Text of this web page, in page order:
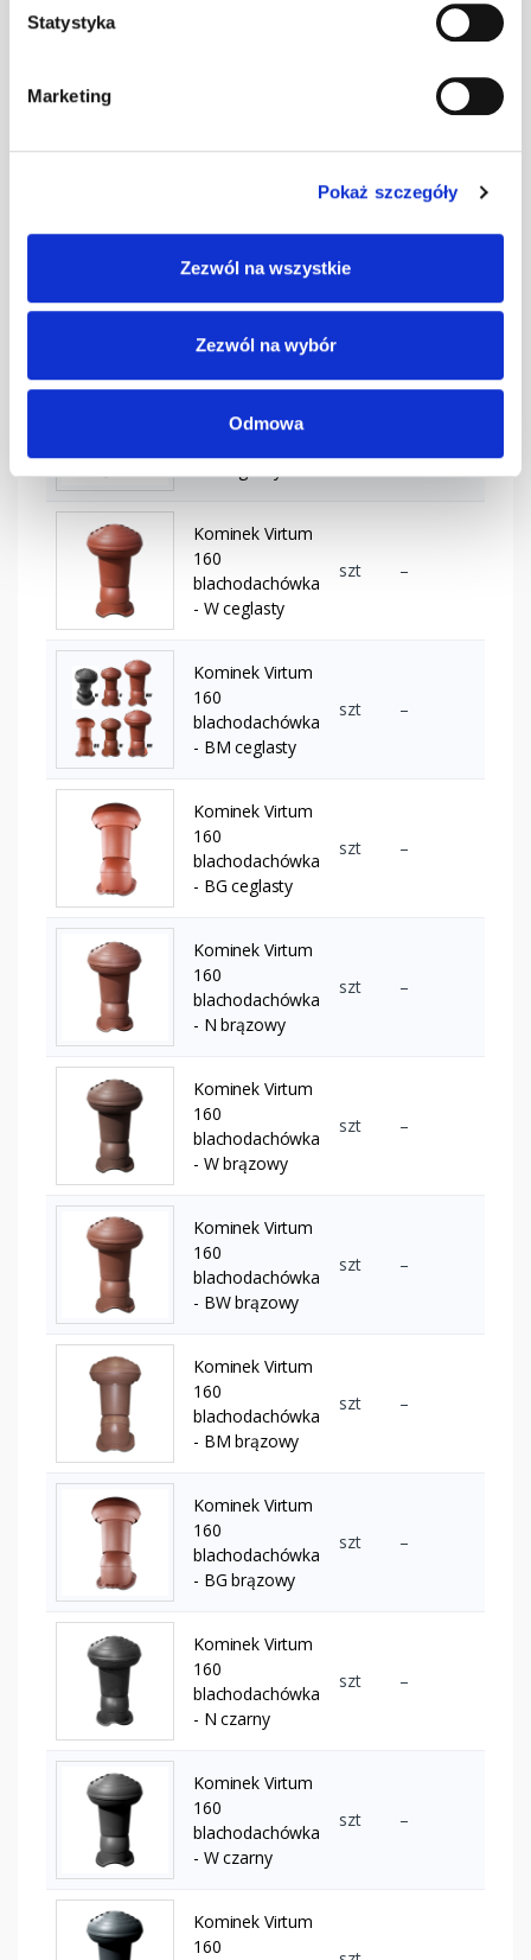
Statystyka
Marketing
Pokaż szczegóły
Zezwól na wszystkie
Zezwól na wybór
Odmowa
szt –
Kominek Virtum
160
blachodachówka
Kominek Virtum
Kominek Virtum
160
blachodachówka
- W ceglasty
szt –
Kominek Virtum
160
blachodachówka
- BM ceglasty
szt –
Kominek Virtum
160
blachodachówka
- BG ceglasty
szt –
Kominek Virtum
160
blachodachówka
- N brązowy
szt –
Kominek Virtum
160
blachodachówka
- W brązowy
szt –
Kominek Virtum
160
blachodachówka
- BW brązowy
szt –
Kominek Virtum
160
blachodachówka
- BM brązowy
szt –
Kominek Virtum
160
blachodachówka
- BG brązowy
szt –
Kominek Virtum
160
blachodachówka
- N czarny
szt –
Kominek Virtum
160
blachodachówka
- W czarny
szt –
Kominek Virtum
160